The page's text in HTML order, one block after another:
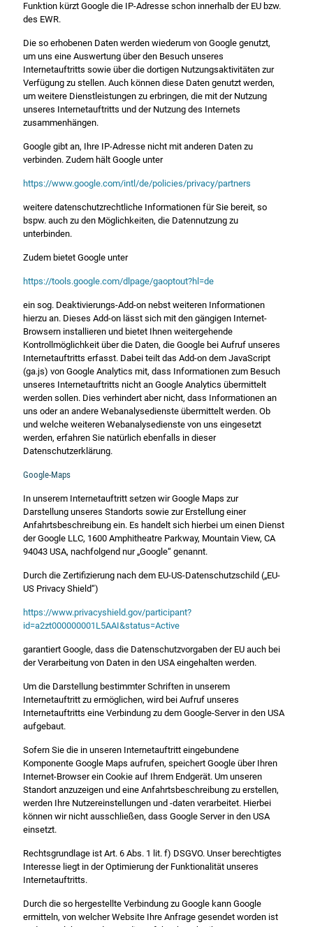
Funktion kürzt Google die IP-Adresse schon innerhalb der EU bzw.
des EWR.
Die so erhobenen Daten werden wiederum von Google genutzt,
um uns eine Auswertung über den Besuch unseres
Internetauftritts sowie über die dortigen Nutzungsaktivitäten zur
Verfügung zu stellen. Auch können diese Daten genutzt werden,
um weitere Dienstleistungen zu erbringen, die mit der Nutzung
unseres Internetauftritts und der Nutzung des Internets
zusammenhängen.
Google gibt an, Ihre IP-Adresse nicht mit anderen Daten zu
verbinden. Zudem hält Google unter
https://www.google.com/intl/de/policies/privacy/partners
weitere datenschutzrechtliche Informationen für Sie bereit, so
bspw. auch zu den Möglichkeiten, die Datennutzung zu
unterbinden.
Zudem bietet Google unter
https://tools.google.com/dlpage/gaoptout?hl=de
ein sog. Deaktivierungs-Add-on nebst weiteren Informationen
hierzu an. Dieses Add-on lässt sich mit den gängigen Internet-
Browsern installieren und bietet Ihnen weitergehende
Kontrollmöglichkeit über die Daten, die Google bei Aufruf unseres
Internetauftritts erfasst. Dabei teilt das Add-on dem JavaScript
(ga.js) von Google Analytics mit, dass Informationen zum Besuch
unseres Internetauftritts nicht an Google Analytics übermittelt
werden sollen. Dies verhindert aber nicht, dass Informationen an
uns oder an andere Webanalysedienste übermittelt werden. Ob
und welche weiteren Webanalysedienste von uns eingesetzt
werden, erfahren Sie natürlich ebenfalls in dieser
Datenschutzerklärung.
Google-Maps
In unserem Internetauftritt setzen wir Google Maps zur
Darstellung unseres Standorts sowie zur Erstellung einer
Anfahrtsbeschreibung ein. Es handelt sich hierbei um einen Dienst
der Google LLC, 1600 Amphitheatre Parkway, Mountain View, CA
94043 USA, nachfolgend nur „Google“ genannt.
Durch die Zertifizierung nach dem EU-US-Datenschutzschild („EU-
US Privacy Shield“)
https://www.privacyshield.gov/participant?
id=a2zt000000001L5AAI&status=Active
garantiert Google, dass die Datenschutzvorgaben der EU auch bei
der Verarbeitung von Daten in den USA eingehalten werden.
Um die Darstellung bestimmter Schriften in unserem
Internetauftritt zu ermöglichen, wird bei Aufruf unseres
Internetauftritts eine Verbindung zu dem Google-Server in den USA
aufgebaut.
Sofern Sie die in unseren Internetauftritt eingebundene
Komponente Google Maps aufrufen, speichert Google über Ihren
Internet-Browser ein Cookie auf Ihrem Endgerät. Um unseren
Standort anzuzeigen und eine Anfahrtsbeschreibung zu erstellen,
werden Ihre Nutzereinstellungen und -daten verarbeitet. Hierbei
können wir nicht ausschließen, dass Google Server in den USA
einsetzt.
Rechtsgrundlage ist Art. 6 Abs. 1 lit. f) DSGVO. Unser berechtigtes
Interesse liegt in der Optimierung der Funktionalität unseres
Internetauftritts.
Durch die so hergestellte Verbindung zu Google kann Google
ermitteln, von welcher Website Ihre Anfrage gesendet worden ist